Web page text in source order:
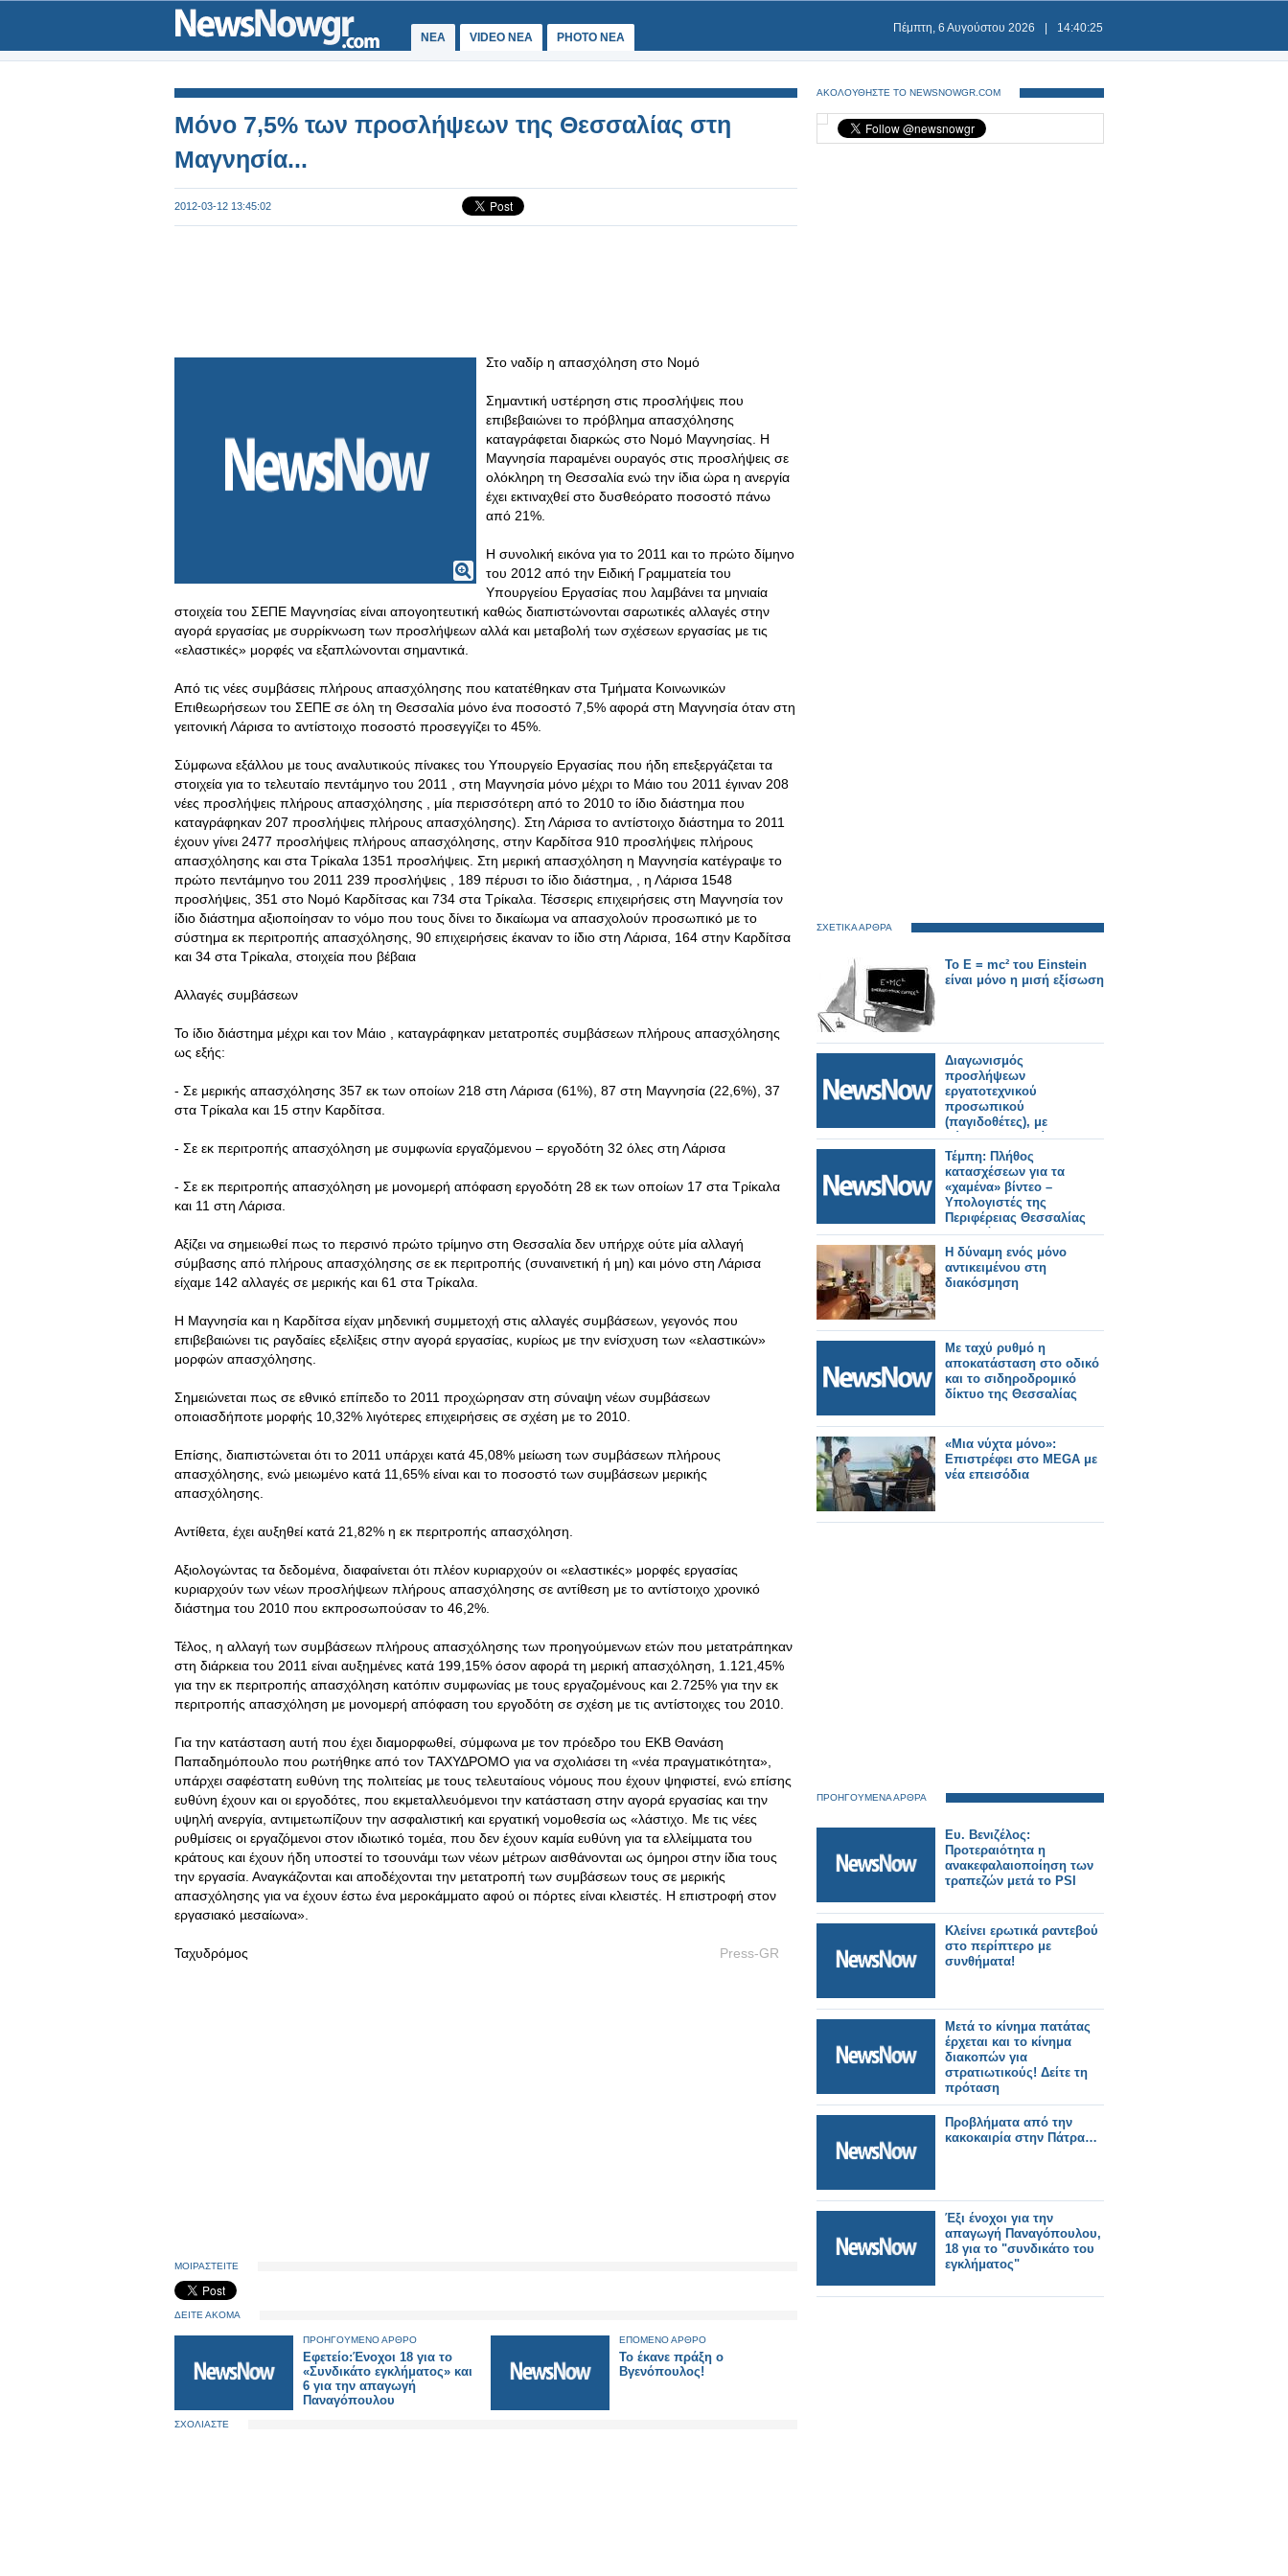
ΝΕΑ VIDEO NEA PHOTO NEA
Πέμπτη, 6 Αυγούστου 2026 14:40:26
Μόνο 7,5% των προσλήψεων της Θεσσαλίας στη
Μαγνησία...
2012-03-12 13:45:02
Στο ναδίρ η απασχόληση στο Νομό
Σημαντική υστέρηση στις προσλήψεις που
επιβεβαιώνει το πρόβλημα απασχόλησης
καταγράφεται διαρκώς στο Νομό Μαγνησίας. Η
Μαγνησία παραμένει ουραγός στις προσλήψεις σε
ολόκληρη τη Θεσσαλία ενώ την ίδια ώρα η ανεργία
έχει εκτιναχθεί στο δυσθεόρατο ποσοστό πάνω
από 21%.
Η συνολική εικόνα για το 2011 και το πρώτο δίμηνο
του 2012 από την Ειδική Γραμματεία του
Υπουργείου Εργασίας που λαμβάνει τα μηνιαία
στοιχεία του ΣΕΠΕ Μαγνησίας είναι απογοητευτική καθώς διαπιστώνονται σαρωτικές αλλαγές στην
αγορά εργασίας με συρρίκνωση των προσλήψεων αλλά και μεταβολή των σχέσεων εργασίας με τις
«ελαστικές» μορφές να εξαπλώνονται σημαντικά.
Από τις νέες συμβάσεις πλήρους απασχόλησης που κατατέθηκαν στα Τμήματα Κοινωνικών
Επιθεωρήσεων του ΣΕΠΕ σε όλη τη Θεσσαλία μόνο ένα ποσοστό 7,5% αφορά στη Μαγνησία όταν στη
γειτονική Λάρισα το αντίστοιχο ποσοστό προσεγγίζει το 45%.
Σύμφωνα εξάλλου με τους αναλυτικούς πίνακες του Υπουργείο Εργασίας που ήδη επεξεργάζεται τα
στοιχεία για το τελευταίο πεντάμηνο του 2011 , στη Μαγνησία μόνο μέχρι το Μάιο του 2011 έγιναν 208
νέες προσλήψεις πλήρους απασχόλησης , μία περισσότερη από το 2010 το ίδιο διάστημα που
καταγράφηκαν 207 προσλήψεις πλήρους απασχόλησης). Στη Λάρισα το αντίστοιχο διάστημα το 2011
έχουν γίνει 2477 προσλήψεις πλήρους απασχόλησης, στην Καρδίτσα 910 προσλήψεις πλήρους
απασχόλησης και στα Τρίκαλα 1351 προσλήψεις. Στη μερική απασχόληση η Μαγνησία κατέγραψε το
πρώτο πεντάμηνο του 2011 239 προσλήψεις , 189 πέρυσι το ίδιο διάστημα, , η Λάρισα 1548
προσλήψεις, 351 στο Νομό Καρδίτσας και 734 στα Τρίκαλα. Τέσσερις επιχειρήσεις στη Μαγνησία τον
ίδιο διάστημα αξιοποίησαν το νόμο που τους δίνει το δικαίωμα να απασχολούν προσωπικό με το
σύστημα εκ περιτροπής απασχόλησης, 90 επιχειρήσεις έκαναν το ίδιο στη Λάρισα, 164 στην Καρδίτσα
και 34 στα Τρίκαλα, στοιχεία που βέβαια
Αλλαγές συμβάσεων
Το ίδιο διάστημα μέχρι και τον Μάιο , καταγράφηκαν μετατροπές συμβάσεων πλήρους απασχόλησης
ως εξής:
- Σε μερικής απασχόλησης 357 εκ των οποίων 218 στη Λάρισα (61%), 87 στη Μαγνησία (22,6%), 37
στα Τρίκαλα και 15 στην Καρδίτσα.
- Σε εκ περιτροπής απασχόληση με συμφωνία εργαζόμενου – εργοδότη 32 όλες στη Λάρισα
- Σε εκ περιτροπής απασχόληση με μονομερή απόφαση εργοδότη 28 εκ των οποίων 17 στα Τρίκαλα
και 11 στη Λάρισα.
Αξίζει να σημειωθεί πως το περσινό πρώτο τρίμηνο στη Θεσσαλία δεν υπήρχε ούτε μία αλλαγή
σύμβασης από πλήρους απασχόλησης σε εκ περιτροπής (συναινετική ή μη) και μόνο στη Λάρισα
είχαμε 142 αλλαγές σε μερικής και 61 στα Τρίκαλα.
Η Μαγνησία και η Καρδίτσα είχαν μηδενική συμμετοχή στις αλλαγές συμβάσεων, γεγονός που
επιβεβαιώνει τις ραγδαίες εξελίξεις στην αγορά εργασίας, κυρίως με την ενίσχυση των «ελαστικών»
μορφών απασχόλησης.
Σημειώνεται πως σε εθνικό επίπεδο το 2011 προχώρησαν στη σύναψη νέων συμβάσεων
οποιασδήποτε μορφής 10,32% λιγότερες επιχειρήσεις σε σχέση με το 2010.
Επίσης, διαπιστώνεται ότι το 2011 υπάρχει κατά 45,08% μείωση των συμβάσεων πλήρους
απασχόλησης, ενώ μειωμένο κατά 11,65% είναι και το ποσοστό των συμβάσεων μερικής
απασχόλησης.
Αντίθετα, έχει αυξηθεί κατά 21,82% η εκ περιτροπής απασχόληση.
Αξιολογώντας τα δεδομένα, διαφαίνεται ότι πλέον κυριαρχούν οι «ελαστικές» μορφές εργασίας
κυριαρχούν των νέων προσλήψεων πλήρους απασχόλησης σε αντίθεση με το αντίστοιχο χρονικό
διάστημα του 2010 που εκπροσωπούσαν το 46,2%.
Τέλος, η αλλαγή των συμβάσεων πλήρους απασχόλησης των προηγούμενων ετών που μετατράπηκαν
στη διάρκεια του 2011 είναι αυξημένες κατά 199,15% όσον αφορά τη μερική απασχόληση, 1.121,45%
για την εκ περιτροπής απασχόληση κατόπιν συμφωνίας με τους εργαζομένους και 2.725% για την εκ
περιτροπής απασχόληση με μονομερή απόφαση του εργοδότη σε σχέση με τις αντίστοιχες του 2010.
Για την κατάσταση αυτή που έχει διαμορφωθεί, σύμφωνα με τον πρόεδρο του ΕΚΒ Θανάση
Παπαδημόπουλο που ρωτήθηκε από τον ΤΑΧΥΔΡΟΜΟ για να σχολιάσει τη «νέα πραγματικότητα»,
υπάρχει σαφέστατη ευθύνη της πολιτείας με τους τελευταίους νόμους που έχουν ψηφιστεί, ενώ επίσης
ευθύνη έχουν και οι εργοδότες, που εκμεταλλευόμενοι την κατάσταση στην αγορά εργασίας και την
υψηλή ανεργία, αντιμετωπίζουν την ασφαλιστική και εργατική νομοθεσία ως «λάστιχο. Με τις νέες
ρυθµίσεις οι εργαζόµενοι στον ιδιωτικό τοµέα, που δεν έχουν καµία ευθύνη για τα ελλείµµατα του
κράτους και έχουν ήδη υποστεί το τσουνάµι των νέων μέτρων αισθάνονται ως όμηροι στην ίδια τους
την εργασία. Αναγκάζονται και αποδέχονται την μετατροπή των συμβάσεων τους σε μερικής
απασχόλησης για να έχουν έστω ένα μεροκάμματο αφού οι πόρτες είναι κλειστές. Η επιστροφή στον
εργασιακό µεσαίωνα».
Ταχυδρόμος Press-GR
ΜΟΙΡΑΣΤΕΙΤΕ
ΔΕΙΤΕ ΑΚΟΜΑ
ΠΡΟΗΓΟΥΜΕΝΟ ΑΡΘΡΟ
Εφετείο:Ένοχοι 18 για το
«Συνδικάτο εγκλήματος» και
6 για την απαγωγή
Παναγόπουλου
ΕΠΟΜΕΝΟ ΑΡΘΡΟ
Το έκανε πράξη ο
Βγενόπουλος!
ΣΧΟΛΙΑΣΤΕ
ΑΚΟΛΟΥΘΗΣΤΕ ΤΟ NEWSNOWGR.COM
ΣΧΕΤΙΚΑ ΑΡΘΡΑ
Το E = mc² του Einstein
είναι μόνο η μισή εξίσωση
Διαγωνισμός
προσλήψεων
εργατοτεχνικού
προσωπικού
(παγιδοθέτες), με
σύμβαση εργασίας
ορισμένου χρόνου στο
πρόγραμμα δακοκτονίας
2026.
Τέμπη: Πλήθος
κατασχέσεων για τα
«χαμένα» βίντεο –
Υπολογιστές της
Περιφέρειας Θεσσαλίας
στο στόχαστρο.
Η δύναμη ενός μόνο
αντικειμένου στη
διακόσμηση
Με ταχύ ρυθμό η
αποκατάσταση στο οδικό
και το σιδηροδρομικό
δίκτυο της Θεσσαλίας
«Μια νύχτα μόνο»:
Επιστρέφει στο MEGA με
νέα επεισόδια
ΠΡΟΗΓΟΥΜΕΝΑ ΑΡΘΡΑ
Ευ. Βενιζέλος:
Προτεραιότητα η
ανακεφαλαιοποίηση των
τραπεζών μετά το PSI
Κλείνει ερωτικά ραντεβού
στο περίπτερο με
συνθήματα!
Μετά το κίνημα πατάτας
έρχεται και το κίνημα
διακοπών για
στρατιωτικούς! Δείτε τη
πρόταση
Προβλήματα από την
κακοκαιρία στην Πάτρα…
Έξι ένοχοι για την
απαγωγή Παναγόπουλου,
18 για το "συνδικάτο του
εγκλήματος"